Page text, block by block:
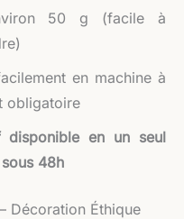
50 g (facile à
en machine à
obligatoire
en un seul
48h
Décoration Éthique